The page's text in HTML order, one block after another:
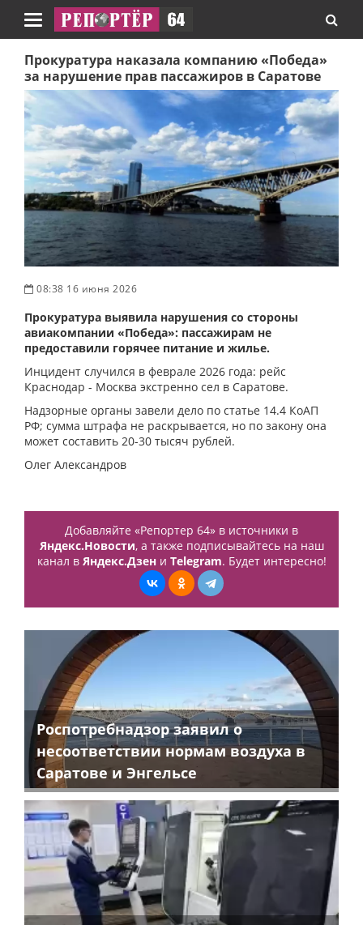
Навигация
Прокуратура наказала компанию «Победа»
за нарушение прав пассажиров в Саратове
08:38 16 июня 2026
Прокуратура выявила нарушения со стороны
авиакомпании «Победа»: пассажирам не
предоставили горячее питание и жилье.
Инцидент случился в феврале 2026 года: рейс
Краснодар - Москва экстренно сел в Саратове.
Надзорные органы завели дело по статье 14.4 КоАП
РФ; сумма штрафа не раскрывается, но по закону она
может составить 20-30 тысяч рублей.
Олег Александров
Добавляйте «Репортер 64» в источники в
Яндекс.Новости, а также подписывайтесь на наш
канал в Яндекс.Дзени Telegram. Будет интересно!
Роспотребнадзор заявил о
несоответствии нормам воздуха в
Саратове и Энгельсе